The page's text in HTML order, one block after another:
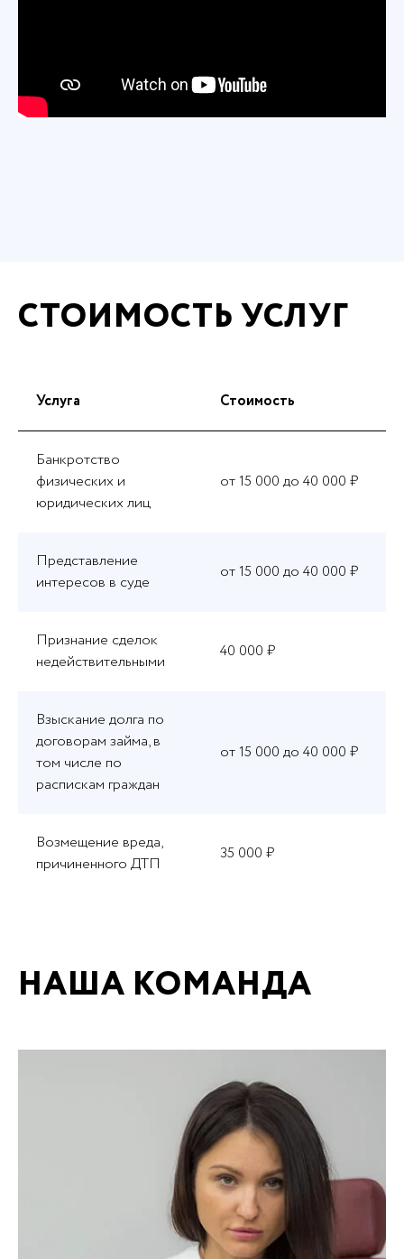
СТОИМОСТЬ УСЛУГ
Услуга Стоимость
Банкротство
физических и
юридических лиц
от 15 000 до 40 000 ₽
Представление
интересов в суде
от 15 000 до 40 000 ₽
Признание сделок
недействительными
40 000 ₽
Взыскание долга по
договорам займа, в
том числе по
распискам граждан
от 15 000 до 40 000 ₽
Возмещение вреда,
причиненного ДТП
35 000 ₽
НАША КОМАНДА